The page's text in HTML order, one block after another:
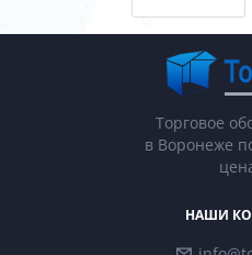
Торговое
в Воронеже
НАШИ